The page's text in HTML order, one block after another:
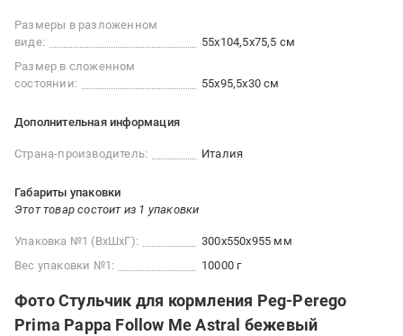
Размеры в разложенном
виде:
55x104,5x75,5 см
Размер в сложенном
состоянии:
55x95,5x30 см
Дополнительная информация
Страна-производитель: Италия
Габариты упаковки
Этот товар состоит из 1 упаковки
Упаковка №1 (ВхШхГ):
300x550x955 мм
Вес упаковки №1:
10000 г
Фото Стульчик для кормления Peg-Perego
Prima Pappa Follow Me Astral бежевый